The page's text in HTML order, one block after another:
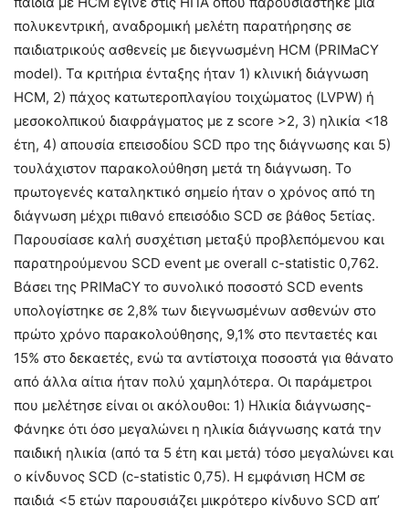
πολυκεντρική, αναδρομική μελέτη παρατήρησης σε
παιδιατρικούς ασθενείς με διεγνωσμένη HCM (PRIMaCY
model). Τα κριτήρια ένταξης ήταν 1) κλινική διάγνωση
HCM, 2) πάχος κατωτεροπλαγίου τοιχώματος (LVPW) ή
μεσοκολπικού διαφράγματος με z score >2, 3) ηλικία <18
έτη, 4) απουσία επεισοδίου SCD προ της διάγνωσης και 5)
τουλάχιστον παρακολούθηση μετά τη διάγνωση. To
πρωτογενές καταληκτικό σημείο ήταν ο χρόνος από τη
διάγνωση μέχρι πιθανό επεισόδιο SCD σε βάθος 5ετίας.
Παρουσίασε καλή συσχέτιση μεταξύ προβλεπόμενου και
παρατηρούμενου SCD event με overall c-statistic 0,762.
Βάσει της PRIMaCY το συνολικό ποσοστό SCD events
υπολογίστηκε σε 2,8% των διεγνωσμένων ασθενών στο
πρώτο χρόνο παρακολούθησης, 9,1% στο πενταετές και
15% στο δεκαετές, ενώ τα αντίστοιχα ποσοστά για θάνατο
από άλλα αίτια ήταν πολύ χαμηλότερα. Οι παράμετροι
που μελέτησε είναι οι ακόλουθοι: 1) Ηλικία διάγνωσης-
Φάνηκε ότι όσο μεγαλώνει η ηλικία διάγνωσης κατά την
παιδική ηλικία (από τα 5 έτη και μετά) τόσο μεγαλώνει και
ο κίνδυνος SCD (c-statistic 0,75). Η εμφάνιση HCM σε
παιδιά <5 ετών παρουσιάζει μικρότερο κίνδυνο SCD απ’